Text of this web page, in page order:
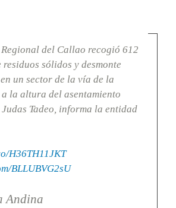
del Callao recogió 612
residuos sólidos y desmonte
un sector de la vía de la
a la altura del asentamiento
Tadeo, informa la entidad
H36TH11JKT
BLLUBVG2sU
Andina